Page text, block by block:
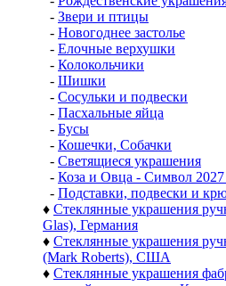
- Звери и птицы
- Новогоднее застолье
- Елочные верхушки
- Колокольчики
- Шишки
- Сосульки и подвески
- Пасхальные яйца
- Бусы
- Кошечки, Собачки
- Светящиеся украшения
- Коза и Овца - Символ 2027
- Подставки, подвески и
♦ Стеклянные украшения
Glas), Германия
♦ Стеклянные украшения
(Mark Roberts), США
♦ Стеклянные украшения